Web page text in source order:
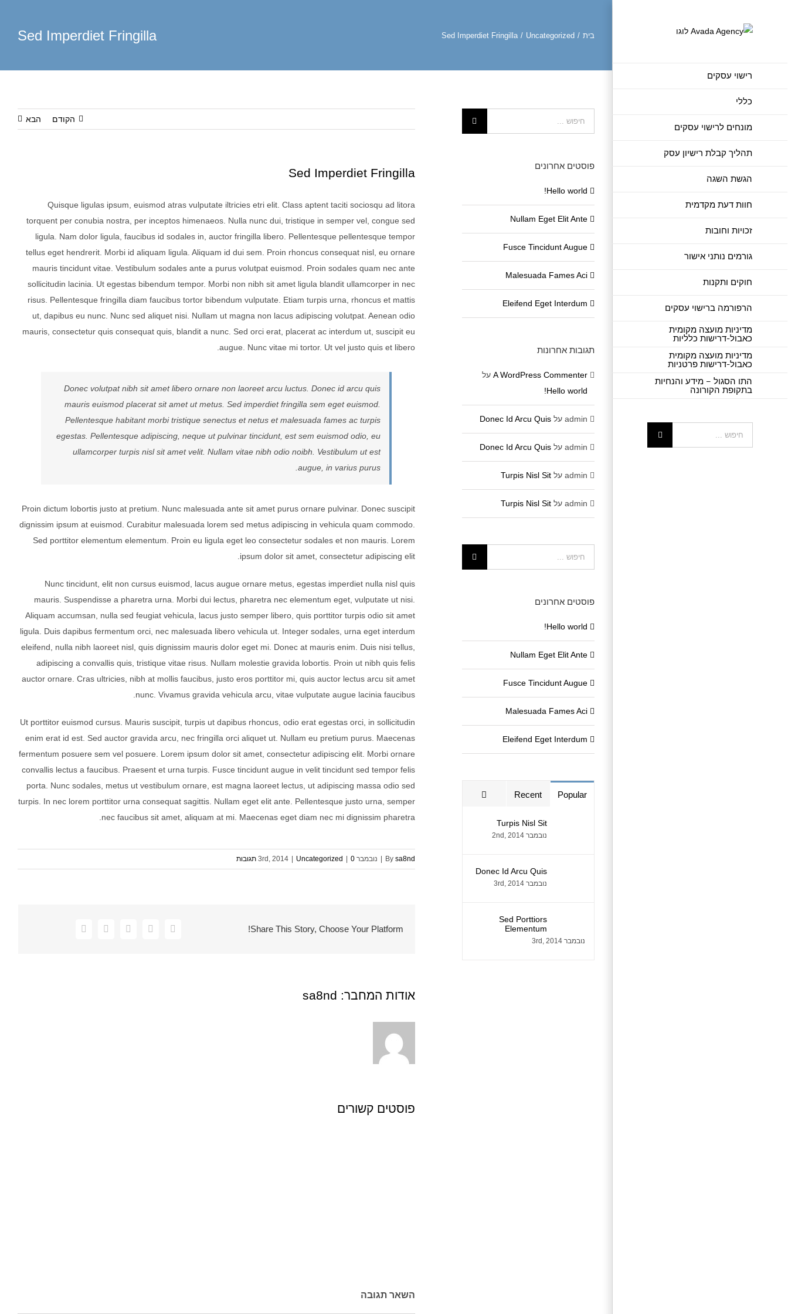
רישוי עסקים
כללי
מונחים לרישוי עסקים
תהליך קבלת רישיון עסק
הגשת השגה
חוות דעת מקדמית
זכויות וחובות
גורמים נותני אישור
חוקים ותקנות
הרפורמה ברישוי עסקים
מדיניות מועצה מקומית
כאבול-דרישות כלליות
מדיניות מועצה מקומית
כאבול-דרישות פרטניות
התו הסגול – מידע והנחיות
בתקופת הקורונה
Sed Imperdiet Fringilla בית /
Uncategorized
/
Sed Imperdiet Fringilla
הקודם הבא
Sed Imperdiet Fringilla
Quisque ligulas ipsum, euismod atras vulputate iltricies etri elit. Class aptent taciti sociosqu ad litora
torquent per conubia nostra, per inceptos himenaeos. Nulla nunc dui, tristique in semper vel, congue sed
ligula. Nam dolor ligula, faucibus id sodales in, auctor fringilla libero. Pellentesque pellentesque tempor
tellus eget hendrerit. Morbi id aliquam ligula. Aliquam id dui sem. Proin rhoncus consequat nisl, eu ornare
mauris tincidunt vitae. Vestibulum sodales ante a purus volutpat euismod. Proin sodales quam nec ante
sollicitudin lacinia. Ut egestas bibendum tempor. Morbi non nibh sit amet ligula blandit ullamcorper in nec
risus. Pellentesque fringilla diam faucibus tortor bibendum vulputate. Etiam turpis urna, rhoncus et mattis
ut, dapibus eu nunc. Nunc sed aliquet nisi. Nullam ut magna non lacus adipiscing volutpat. Aenean odio
mauris, consectetur quis consequat quis, blandit a nunc. Sed orci erat, placerat ac interdum ut, suscipit eu
augue. Nunc vitae mi tortor. Ut vel justo quis et libero.
Donec volutpat nibh sit amet libero ornare non laoreet arcu luctus. Donec id arcu quis
mauris euismod placerat sit amet ut metus. Sed imperdiet fringilla sem eget euismod.
Pellentesque habitant morbi tristique senectus et netus et malesuada fames ac turpis
egestas. Pellentesque adipiscing, neque ut pulvinar tincidunt, est sem euismod odio, eu
ullamcorper turpis nisl sit amet velit. Nullam vitae nibh odio noibh. Vestibulum ut est
augue, in varius purus.
Proin dictum lobortis justo at pretium. Nunc malesuada ante sit amet purus ornare pulvinar. Donec suscipit
dignissim ipsum at euismod. Curabitur malesuada lorem sed metus adipiscing in vehicula quam commodo.
Sed porttitor elementum elementum. Proin eu ligula eget leo consectetur sodales et non mauris. Lorem
ipsum dolor sit amet, consectetur adipiscing elit.
Nunc tincidunt, elit non cursus euismod, lacus augue ornare metus, egestas imperdiet nulla nisl quis
mauris. Suspendisse a pharetra urna. Morbi dui lectus, pharetra nec elementum eget, vulputate ut nisi.
Aliquam accumsan, nulla sed feugiat vehicula, lacus justo semper libero, quis porttitor turpis odio sit amet
ligula. Duis dapibus fermentum orci, nec malesuada libero vehicula ut. Integer sodales, urna eget interdum
eleifend, nulla nibh laoreet nisl, quis dignissim mauris dolor eget mi. Donec at mauris enim. Duis nisi tellus,
adipiscing a convallis quis, tristique vitae risus. Nullam molestie gravida lobortis. Proin ut nibh quis felis
auctor ornare. Cras ultricies, nibh at mollis faucibus, justo eros porttitor mi, quis auctor lectus arcu sit amet
nunc. Vivamus gravida vehicula arcu, vitae vulputate augue lacinia faucibus.
Ut porttitor euismod cursus. Mauris suscipit, turpis ut dapibus rhoncus, odio erat egestas orci, in sollicitudin
enim erat id est. Sed auctor gravida arcu, nec fringilla orci aliquet ut. Nullam eu pretium purus. Maecenas
fermentum posuere sem vel posuere. Lorem ipsum dolor sit amet, consectetur adipiscing elit. Morbi ornare
convallis lectus a faucibus. Praesent et urna turpis. Fusce tincidunt augue in velit tincidunt sed tempor felis
porta. Nunc sodales, metus ut vestibulum ornare, est magna laoreet lectus, ut adipiscing massa odio sed
turpis. In nec lorem porttitor urna consequat sagittis. Nullam eget elit ante. Pellentesque justo urna, semper
nec faucibus sit amet, aliquam at mi. Maecenas eget diam nec mi dignissim pharetra.
By sa8nd נובמבר 3rd, 2014 Uncategorized 0 תגובות
Share This Story, Choose Your Platform!
Facebook
Twitter
Pinterest
אודות המחבר: sa8nd
פוסטים קשורים
השאר תגובה
פוסטים אחרונים
Hello world!
Nullam Eget Elit Ante
Fusce Tincidunt Augue
Malesuada Fames Aci
Eleifend Eget Interdum
תגובות אחרונות
A WordPress Commenter על
Hello world!
admin על Donec Id Arcu Quis
admin על Donec Id Arcu Quis
admin על Turpis Nisl Sit
admin על Turpis Nisl Sit
פוסטים אחרונים
Hello world!
Nullam Eget Elit Ante
Fusce Tincidunt Augue
Malesuada Fames Aci
Eleifend Eget Interdum
Popular
Recent
Comments
Turpis Nisl Sit
נובמבר 2nd, 2014
Donec Id Arcu Quis
נובמבר 3rd, 2014
Sed Porttiors
Elementum
נובמבר 3rd, 2014